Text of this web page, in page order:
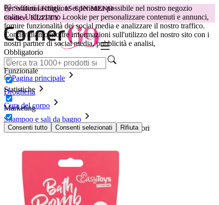
Per offrirti la migliore esperienza possibile nel nostro negozio
online.Utilizziamo i cookie per personalizzare contenuti e annunci,
fornire funzionalità dei social media e analizzare il nostro traffico.
Condividiamo inoltre informazioni sull'utilizzo del nostro sito con i
nostri partner di social media, pubblicità e analisi,
Obbligatorio
Funzionale
Statistiche
Marketing
Consenti tutto Consenti selezionati Rifiuta
😽Svakom Klitty: 15 € IN MENO
Codice: KLITTY →
Pagina principale
Drogheria
Cura del corpo
Shampoo e sali da bagno
Bomba da Bagno Easytoys Online Only - Fiori